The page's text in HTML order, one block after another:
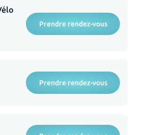
Prendre rendez-vous
Prendre rendez-vous